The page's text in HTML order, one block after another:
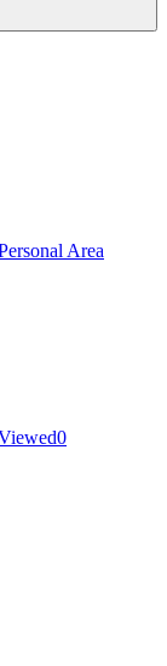
Area
0